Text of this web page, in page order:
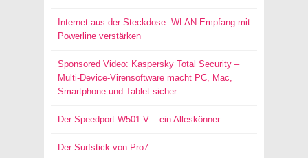
Internet aus der Steckdose: WLAN-Empfang mit
Powerline verstärken
Sponsored Video: Kaspersky Total Security –
Multi-Device-Virensoftware macht PC, Mac,
Smartphone und Tablet sicher
Der Speedport W501 V – ein Alleskönner
Der Surfstick von Pro7